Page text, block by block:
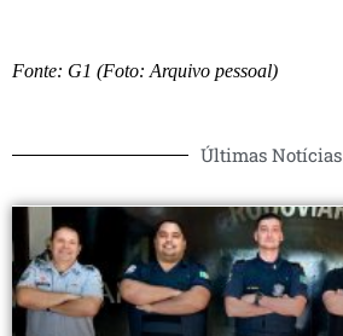
Fonte: G1 (Foto: Arquivo pessoal)
Últimas Notícias